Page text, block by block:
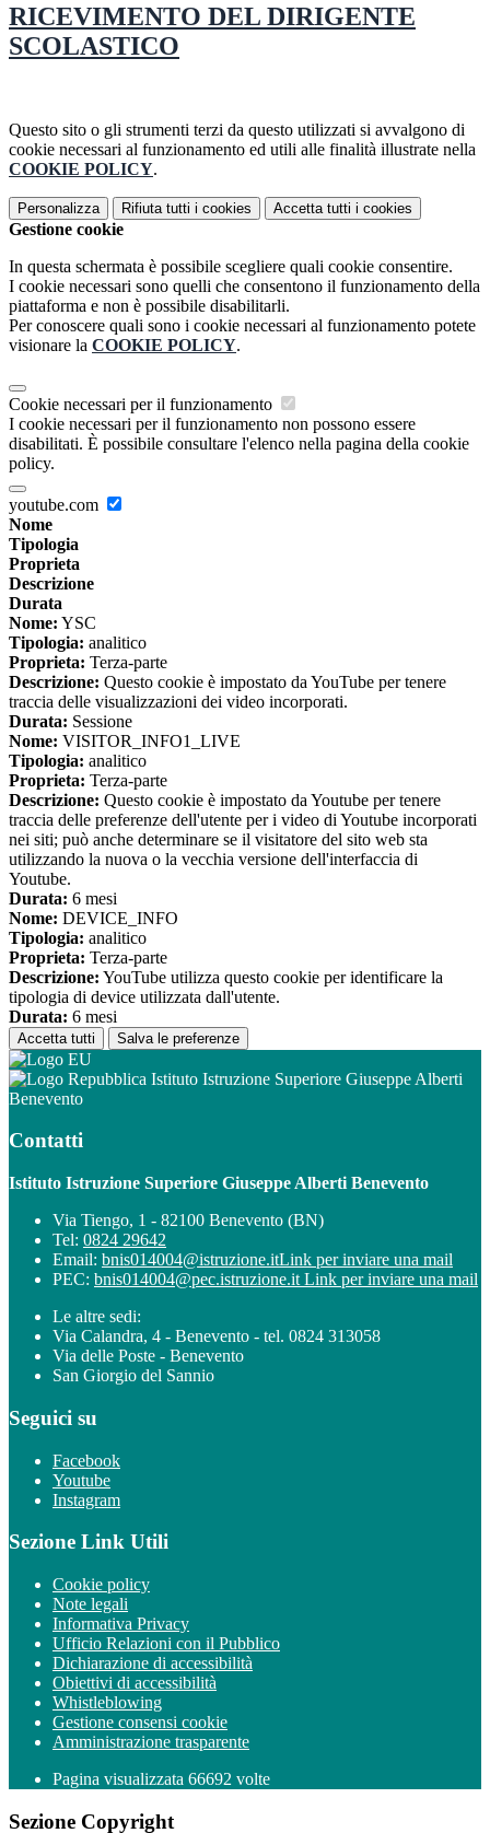
RICEVIMENTO DEL DIRIGENTE
SCOLASTICO
Questo sito o gli strumenti terzi da questo utilizzati si avvalgono di
cookie necessari al funzionamento ed utili alle finalità illustrate nella
COOKIE POLICY.
Personalizza Rifiuta tutti i cookies Accetta tutti i cookies
Gestione cookie
In questa schermata è possibile scegliere quali cookie consentire.
I cookie necessari sono quelli che consentono il funzionamento della
piattaforma e non è possibile disabilitarli.
Per conoscere quali sono i cookie necessari al funzionamento potete
visionare la COOKIE POLICY.
Cookie necessari per il funzionamento
I cookie necessari per il funzionamento non possono essere
disabilitati. È possibile consultare l'elenco nella pagina della cookie
policy.
youtube.com
Nome
Tipologia
Proprieta
Descrizione
Durata
Nome: YSC
Tipologia: analitico
Proprieta: Terza-parte
Descrizione: Questo cookie è impostato da YouTube per tenere
traccia delle visualizzazioni dei video incorporati.
Durata: Sessione
Nome: VISITOR_INFO1_LIVE
Tipologia: analitico
Proprieta: Terza-parte
Descrizione: Questo cookie è impostato da Youtube per tenere
traccia delle preferenze dell'utente per i video di Youtube incorporati
nei siti; può anche determinare se il visitatore del sito web sta
utilizzando la nuova o la vecchia versione dell'interfaccia di
Youtube.
Durata: 6 mesi
Nome: DEVICE_INFO
Tipologia: analitico
Proprieta: Terza-parte
Descrizione: YouTube utilizza questo cookie per identificare la
tipologia di device utilizzata dall'utente.
Durata: 6 mesi
Accetta tutti Salva le preferenze
Istituto Istruzione Superiore Giuseppe Alberti
Benevento
Contatti
Istituto Istruzione Superiore Giuseppe Alberti Benevento
Via Tiengo, 1 - 82100 Benevento (BN)
Tel: 0824 29642
Email: bnis014004@istruzione.itLink per inviare una mail
PEC: bnis014004@pec.istruzione.it Link per inviare una mail
Le altre sedi:
Via Calandra, 4 - Benevento - tel. 0824 313058
Via delle Poste - Benevento
San Giorgio del Sannio
Seguici su
Facebook
Youtube
Instagram
Sezione Link Utili
Cookie policy
Note legali
Informativa Privacy
Ufficio Relazioni con il Pubblico
Dichiarazione di accessibilità
Obiettivi di accessibilità
Whistleblowing
Gestione consensi cookie
Amministrazione trasparente
Pagina visualizzata 66692 volte
Sezione Copyright